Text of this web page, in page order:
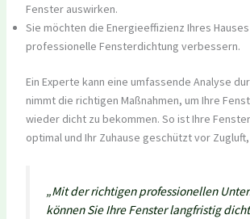
Fenster auswirken.
Sie möchten die Energieeffizienz Ihres
professionelle Fensterdichtung verbessern.
Ein Experte kann eine umfassende Analyse
nimmt die richtigen Maßnahmen, um Ihre
wieder dicht zu bekommen. So ist Ihre
optimal und Ihr Zuhause geschützt vor Zugluft,
„Mit der richtigen professionellen
können Sie Ihre Fenster langfristig